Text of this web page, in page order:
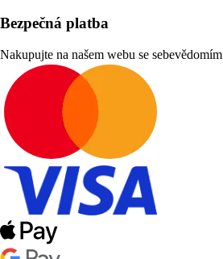
Bezpečná platba
Nakupujte na našem webu se sebevědomím